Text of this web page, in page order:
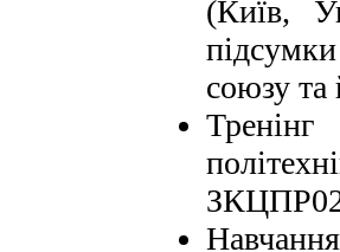
(Київ,
союзу та